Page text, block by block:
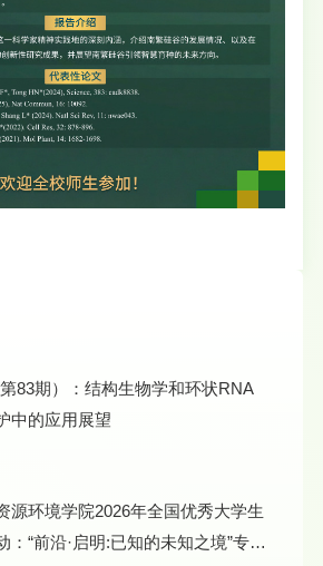
83期）：结构生物学和环状RNA
中的应用展望
源环境学院2026年全国优秀大学生
：“前沿·启明:已知的未知之境”专家